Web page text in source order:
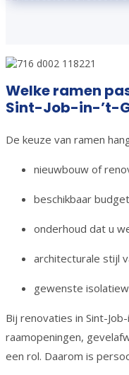
Welke ramen
Sint-Job-in-’t-
De keuze van ramen
nieuwbouw of
beschikbaar
onderhoud dat u
architecturale stijl
gewenste
Bij renovaties in Sint-
raamopeningen,
een rol. Daarom is